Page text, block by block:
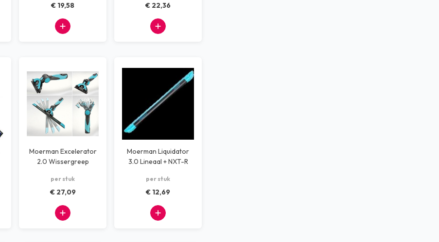
€ 19,58 € 22,36
Moerman Excelerator
2.0 Wissergreep
per stuk
€ 27,09
Moerman Liquidator
3.0 Lineaal + NXT-R
per stuk
€ 12,69